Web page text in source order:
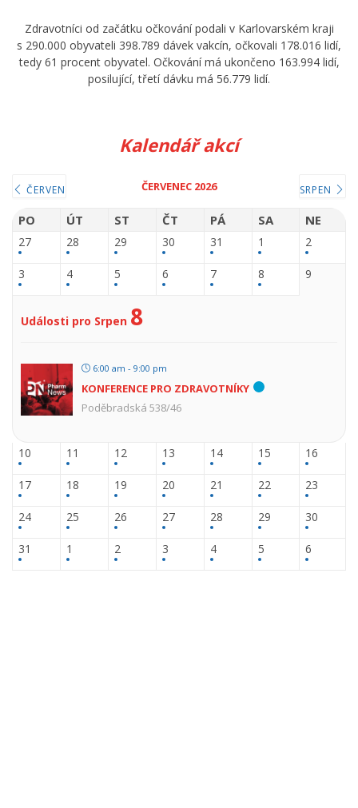
Zdravotníci od začátku očkování podali v Karlovarském kraji
s 290.000 obyvateli 398.789 dávek vakcín, očkovali 178.016 lidí,
tedy 61 procent obyvatel. Očkování má ukončeno 163.994 lidí,
posilující, třetí dávku má 56.779 lidí.
Kalendář akcí
ČERVEN ČERVENEC 2026 SRPEN
PO ÚT ST ČT PÁ SA NE
27 28 29 30 31 1 2
3 4 5 6 7 8 9
Události pro Srpen 8
6:00 am - 9:00 pm
KONFERENCE PRO ZDRAVOTNÍKY
Poděbradská 538/46
10 11 12 13 14 15 16
17 18 19 20 21 22 23
24 25 26 27 28 29 30
31 1 2 3 4 5 6